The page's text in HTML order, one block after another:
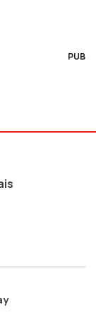
PUB
ao